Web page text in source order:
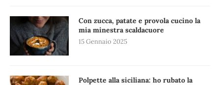
Con zucca, patate e provola cucino la
mia minestra scaldacuore
15 Gennaio 2025
Polpette alla siciliana: ho rubato la